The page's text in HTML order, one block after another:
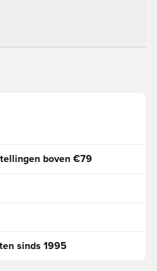
boven €79
sinds 1995